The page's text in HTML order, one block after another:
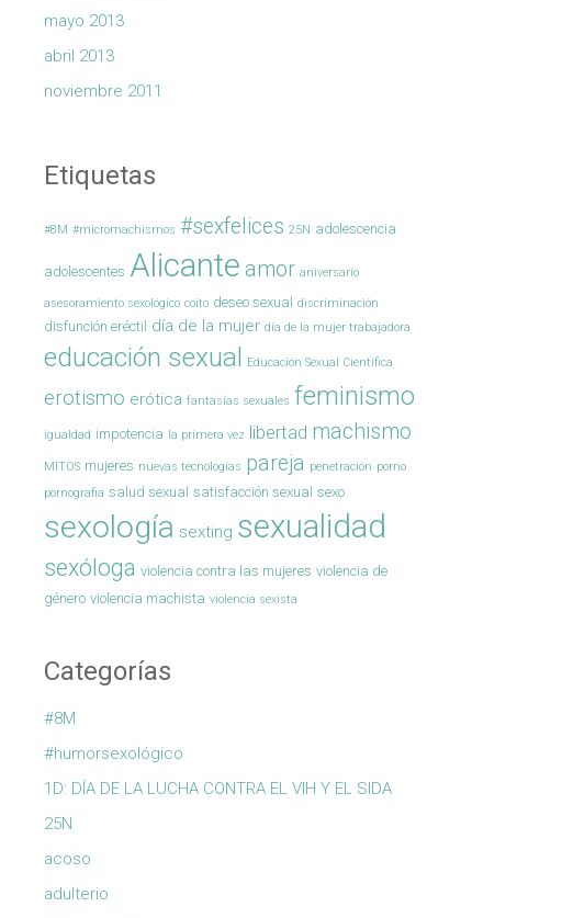
mayo 2013
abril 2013
noviembre 2011
Etiquetas
#8M #micromachismos #sexfelices 25N adolescencia
adolescentes Alicante amor aniversario
asesoramiento sexológico coito deseo sexual discriminación
disfunción eréctil día de la mujer día de la mujer trabajadora
educación sexual Educación Sexual Científica
erotismo erótica fantasías sexuales feminismo
igualdad impotencia la primera vez libertad machismo
MITOS mujeres nuevas tecnologías pareja penetración porno
pornografia salud sexual satisfacción sexual sexo
sexología sexting sexualidad
sexóloga violencia contra las mujeres violencia de
género violencia machista violencia sexista
Categorías
#8M
#humorsexológico
1D: DÍA DE LA LUCHA CONTRA EL VIH Y EL SIDA
25N
acoso
adulterio